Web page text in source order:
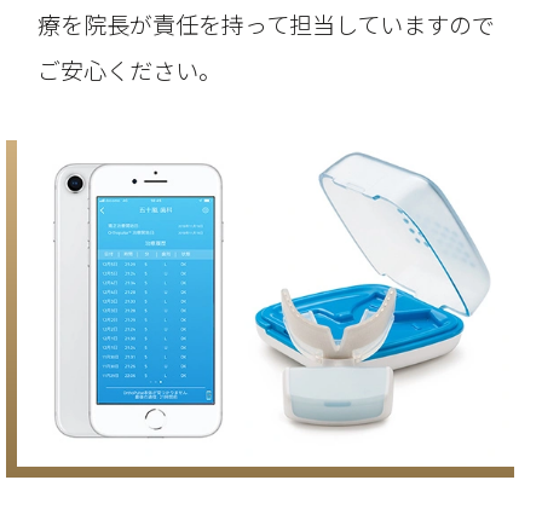
療を院長が責任を持って担当していますので
ご安心ください。